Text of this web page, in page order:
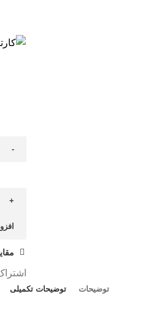
توضیحات توضیحات تکمیلی